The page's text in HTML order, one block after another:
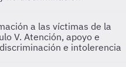
a las víctimas de la
V. Atención, apoyo e
e intolerencia